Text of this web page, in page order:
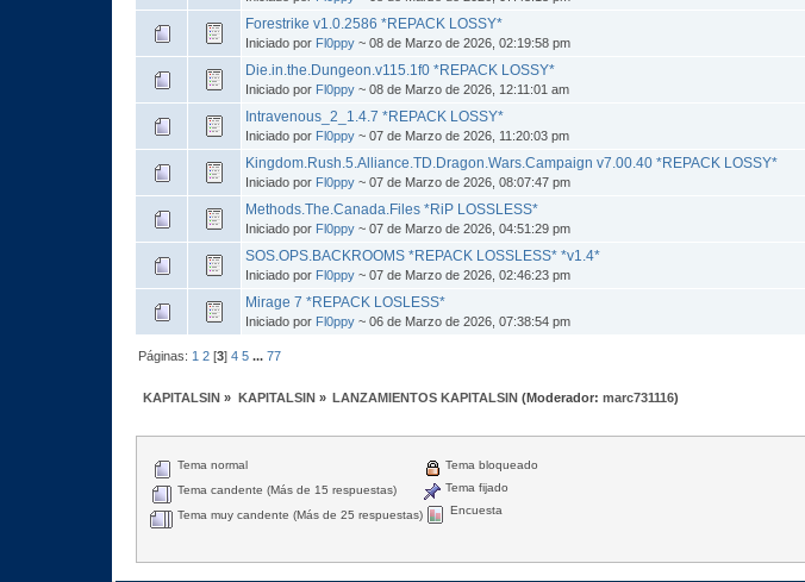
Forestrike v1.0.2586 *REPACK LOSSY*
Iniciado por Fl0ppy ~ 08 de Marzo de 2026, 02:19:58 pm
Die.in.the.Dungeon.v115.1f0 *REPACK LOSSY*
Iniciado por Fl0ppy ~ 08 de Marzo de 2026, 12:11:01 am
Intravenous_2_1.4.7 *REPACK LOSSY*
Iniciado por Fl0ppy ~ 07 de Marzo de 2026, 11:20:03 pm
Kingdom.Rush.5.Alliance.TD.Dragon.Wars.Campaign v7.00.40 *REPACK LOSSY*
Iniciado por Fl0ppy ~ 07 de Marzo de 2026, 08:07:47 pm
Methods.The.Canada.Files *RiP LOSSLESS*
Iniciado por Fl0ppy ~ 07 de Marzo de 2026, 04:51:29 pm
SOS.OPS.BACKROOMS *REPACK LOSSLESS* *v1.4*
Iniciado por Fl0ppy ~ 07 de Marzo de 2026, 02:46:23 pm
Mirage 7 *REPACK LOSLESS*
Iniciado por Fl0ppy ~ 06 de Marzo de 2026, 07:38:54 pm
Páginas: 1 2 [3]4 5 ...77
KAPITALSIN » KAPITALSIN» LANZAMIENTOS KAPITALSIN (Moderador:marc731116)
Tema normal
Tema candente (Más de 15 respuestas)
Tema muy candente (Más de 25 respuestas)
Tema bloqueado
Tema fijado
Encuesta